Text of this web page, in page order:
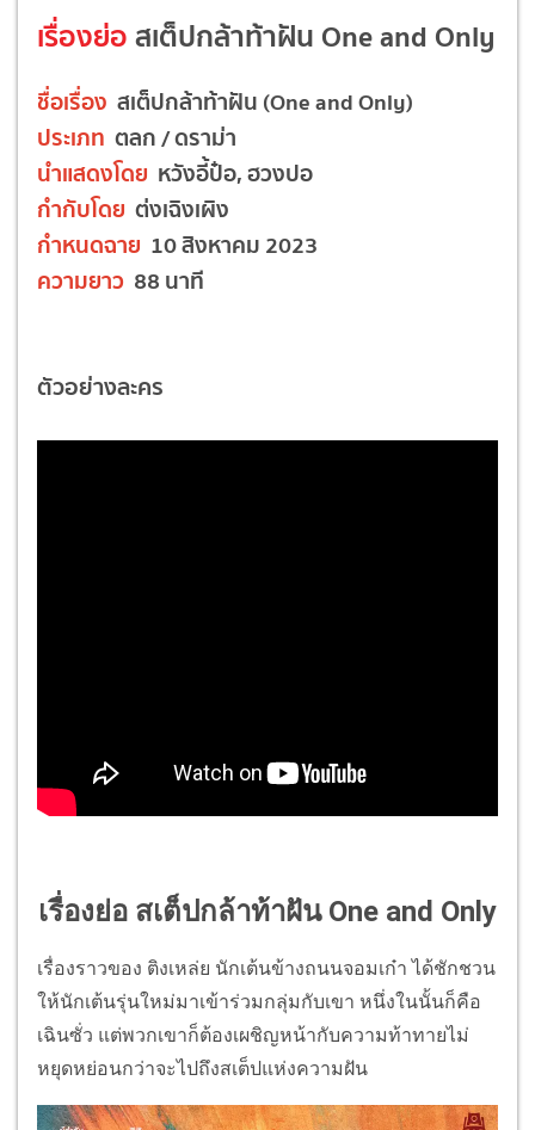
เรื่องย่อสเต็ปกล้าท้าฝัน One and Only
ชื่อเรื่อง สเต็ปกล้าท้าฝัน (One and Only)
ประเภท ตลก / ดราม่า
นำแสดงโดย หวังอี้ป๋อ, ฮวงปอ
กำกับโดย ต่งเฉิงเผิง
กำหนดฉาย 10 สิงหาคม 2023
ความยาว 88 นาที
ตัวอย่างละคร
เรื่องย่อ สเต็ปกล้าท้าฝัน One and Only
เรื่องราวของ ติงเหล่ย นักเต้นข้างถนนจอมเก๋า ได้ชักชวน
ให้นักเต้นรุ่นใหม่มาเข้าร่วมกลุ่มกับเขา หนึ่งในนั้นก็คือ
เฉินซั่ว แต่พวกเขาก็ต้องเผชิญหน้ากับความท้าทายไม่
หยุดหย่อนกว่าจะไปถึงสเต็ปแห่งความฝัน